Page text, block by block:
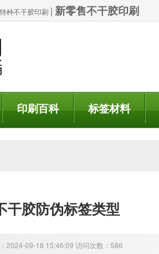
种不干胶印刷 | 新零售不干胶印刷
印刷百科 标签材料
干胶防伪标签类型
2024-09-18 15:46:09 访问次数：586